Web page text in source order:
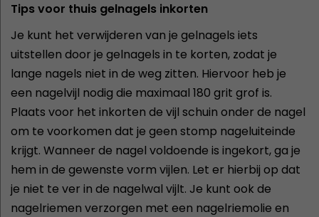
Tips voor thuis gelnagels inkorten
Je kunt het verwijderen van je gelnagels iets
uitstellen door je gelnagels in te korten, zodat je
lange nagels niet in de weg zitten. Hiervoor heb je
een nagelvijl nodig die maximaal 180 grit grof is.
Plaats voor het inkorten de vijl schuin onder de nagel
om te voorkomen dat je geen stomp nageluiteinde
krijgt. Wanneer de nagel voldoende is ingekort, ga je
hem in de gewenste vorm vijlen. Let er hierbij op dat
je niet te ver in de nagelwal vijlt. Je kunt ook de
nagelriemen verzorgen met een nagelriemolie en